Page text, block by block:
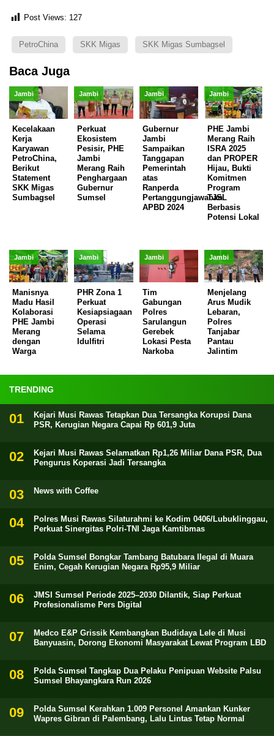
Post Views: 127
PetroChina SKK Migas SKK Migas Sumbagsel
Baca Juga
Jambi
Kecelakaan
Kerja
Karyawan
PetroChina,
Berikut
Statement
SKK Migas
Sumbagsel
Jambi
Perkuat
Ekosistem
Pesisir, PHE
Jambi
Merang Raih
Penghargaan
Gubernur
Sumsel
Jambi
Gubernur
Jambi
Sampaikan
Tanggapan
Pemerintah
atas
Ranperda
Pertanggungjawaban
APBD 2024
Jambi
PHE Jambi
Merang Raih
ISRA 2025
dan PROPER
Hijau, Bukti
Komitmen
Program
TJSL
Berbasis
Potensi Lokal
Jambi
Manisnya
Madu Hasil
Kolaborasi
PHE Jambi
Merang
dengan
Warga
Jambi
PHR Zona 1
Perkuat
Kesiapsiagaan
Operasi
Selama
Idulfitri
Jambi
Tim
Gabungan
Polres
Sarulangun
Gerebek
Lokasi Pesta
Narkoba
Jambi
Menjelang
Arus Mudik
Lebaran,
Polres
Tanjabar
Pantau
Jalintim
TRENDING
Kejari Musi Rawas Tetapkan Dua Tersangka Korupsi Dana
PSR, Kerugian Negara Capai Rp 601,9 Juta
Kejari Musi Rawas Selamatkan Rp1,26 Miliar Dana PSR, Dua
Pengurus Koperasi Jadi Tersangka
News with Coffee
Polres Musi Rawas Silaturahmi ke Kodim 0406/Lubuklinggau,
Perkuat Sinergitas Polri-TNI Jaga Kamtibmas
Polda Sumsel Bongkar Tambang Batubara Ilegal di Muara
Enim, Cegah Kerugian Negara Rp95,9 Miliar
JMSI Sumsel Periode 2025–2030 Dilantik, Siap Perkuat
Profesionalisme Pers Digital
Medco E&P Grissik Kembangkan Budidaya Lele di Musi
Banyuasin, Dorong Ekonomi Masyarakat Lewat Program LBD
Polda Sumsel Tangkap Dua Pelaku Penipuan Website Palsu
Sumsel Bhayangkara Run 2026
Polda Sumsel Kerahkan 1.009 Personel Amankan Kunker
Wapres Gibran di Palembang, Lalu Lintas Tetap Normal